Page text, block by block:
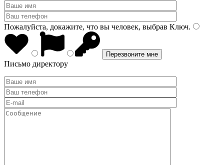
Пожалуйста, докажите, что вы человек, выбрав Ключ.
Письмо директору